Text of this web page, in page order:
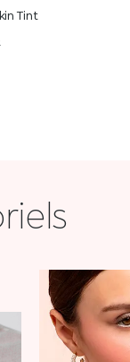
Tint